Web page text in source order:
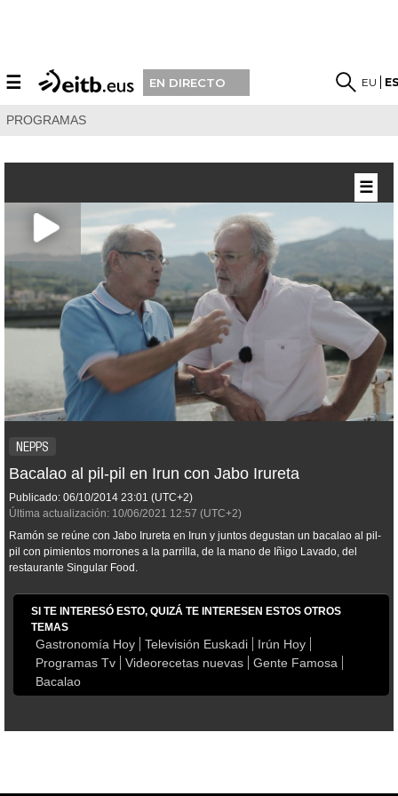
☰ EN DIRECTO EU
PROGRAMAS
NEPPS
Bacalao al pil-pil en Irun con Jabo Irureta
Publicado: 06/10/2014 23:01 (UTC+2)
Última actualización: 10/06/2021 12:57 (UTC+2)
Ramón se reúne con Jabo Irureta en Irun y juntos degustan un bacalao al pil-
pil con pimientos morrones a la parrilla, de la mano de Iñigo Lavado, del
restaurante Singular Food.
SI TE INTERESÓ ESTO, QUIZÁ TE INTERESEN ESTOS OTROS
TEMAS
Gastronomía Hoy Televisión Euskadi
Irún Hoy
Programas Tv
Videorecetas nuevas
Gente Famosa
Bacalao
☰